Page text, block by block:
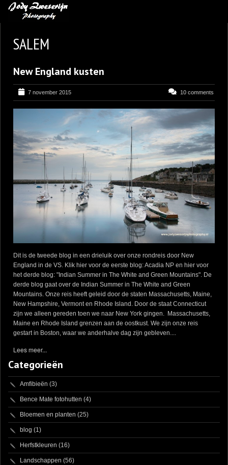
BLOG
LEREN VAN KUNST
BENCE MATE FOTOHUTTEN
OVER MIJ
SALEM
New England kusten
7 november 2015 10 comments
Dit is de tweede blog in een drieluik over onze rondreis door New
England in de VS. Klik hier voor de eerste blog: Acadia NP en hier voor
het derde blog: "Indian Summer in The White and Green Mountains". De
derde blog gaat over de Indian Summer in The White and Green
Mountains. Onze reis heeft geleid door de staten Massachusetts, Maine,
New Hampshire, Vermont en Rhode Island. Door de staat Connecticut
zijn we alleen gereden toen we naar New York gingen. Massachusetts,
Maine en Rhode Island grenzen aan de oostkust. We zijn onze reis
gestart in Boston, waar we anderhalve dag zijn gebleven....
Lees meer...
Categorieën
Amfibieën (3)
Bence Mate fotohutten (4)
Bloemen en planten (25)
blog (1)
Herfstkleuren (16)
Landschappen (56)